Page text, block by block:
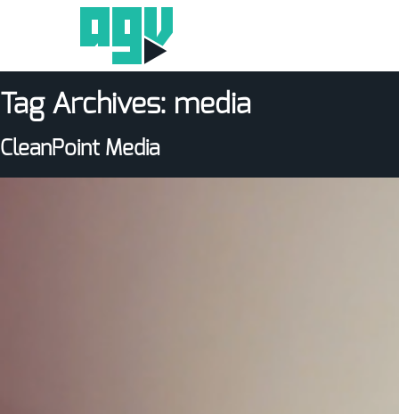
Tag Archives: media
CleanPoint Media